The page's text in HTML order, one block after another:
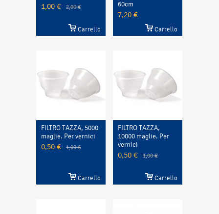
1,00 € 2,00 €
Carrello
60cm
7,20 €
Carrello
FILTRO TAZZA, 5000
maglie. Per vernici
0,50 € 1,00 €
Carrello
FILTRO TAZZA,
10000 maglie. Per
vernici
0,50 € 1,00 €
Carrello